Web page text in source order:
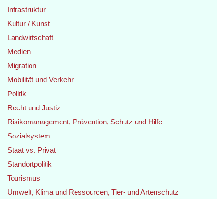
Infrastruktur
Kultur / Kunst
Landwirtschaft
Medien
Migration
Mobilität und Verkehr
Politik
Recht und Justiz
Risikomanagement, Prävention, Schutz und Hilfe
Sozialsystem
Staat vs. Privat
Standortpolitik
Tourismus
Umwelt, Klima und Ressourcen, Tier- und Artenschutz